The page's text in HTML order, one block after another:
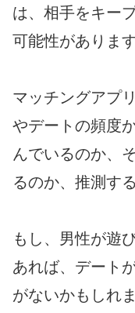
は、相手をキー
可能性があります
マッチングアプ
やデートの頻度
んでいるのか、
るのか、推測す
もし、男性が遊
あれば、デート
がないかもしれ